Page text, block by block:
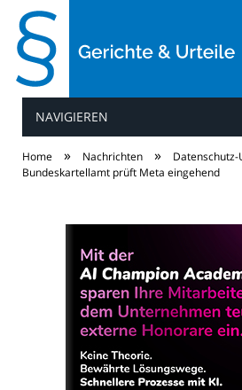
Gerichte &
NAVIGIEREN
Home » Nachrichten »
Bundeskartellamt prüft Meta eingehend